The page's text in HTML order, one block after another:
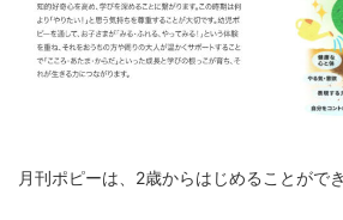
月刊ポピーは、2歳からはじめることがで